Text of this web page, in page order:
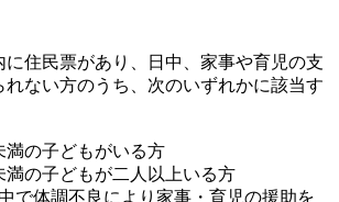
に住民票があり、日中、家事や育児の支
れない方のうち、次のいずれかに該当す
満の子どもがいる方
満の子どもが二人以上いる方
中で体調不良により家事・育児の援助を